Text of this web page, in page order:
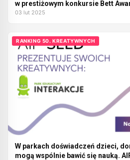
w prestiżowym konkursie Bett
03 lut 2025
RANKING 50. KREATYWNYCH
W parkach doświadczeń dzieci,
mogą wspólnie bawić się nauką.